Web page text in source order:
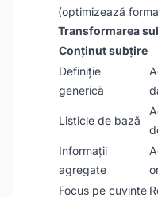
(optimizează
Transformarea
Conținut subțire
Definiție
generică
Listicle de bază
Informații
agregate
Focus pe cuvinte